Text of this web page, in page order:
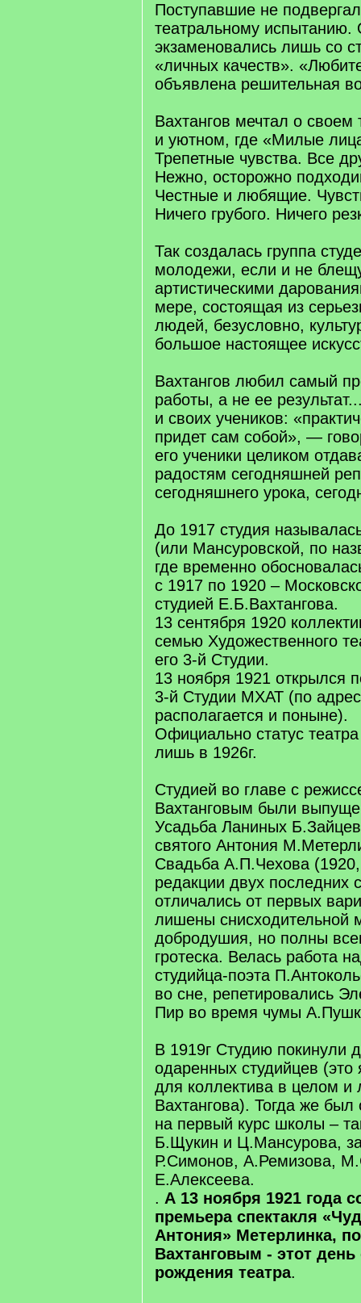
Поступавшие не
театральному испытанию.
экзаменовались лишь со
«личных качеств».
объявлена решительная
Вахтангов мечтал о своем
и уютном, где «Милые
Трепетные чувства. Все
Нежно, осторожно
Честные и любящие.
Ничего грубого. Ничего
Так создалась группа
молодежи, если и не
артистическими
мере, состоящая из
людей, безусловно,
большое настоящее
Вахтангов любил самый
работы, а не ее
и своих учеников:
придет сам собой», —
его ученики целиком
радостям сегодняшней
сегодняшнего урока,
До 1917 студия
(или Мансуровской, по
где временно
с 1917 по 1920 –
студией Е.Б.Вахтангова.
13 сентября 1920
семью Художественного
его 3-й Студии.
13 ноября 1921 открылся
3-й Студии МХАТ (по
располагается и поныне).
Официально статус
лишь в 1926г.
Студией во главе с
Вахтанговым были
Усадьба Ланиных
святого Антония
Свадьба А.П.Чехова
редакции двух последних
отличались от первых
лишены снисходительной
добродушия, но полны
гротеска. Велась работа
студийца-поэта
во сне, репетировались
Пир во время чумы
В 1919г Студию покинули
одаренных студийцев (это
для коллектива в целом и
Вахтангова). Тогда же
на первый курс школы –
Б.Щукин и Ц.Мансурова,
Р.Симонов, А.Ремизова,
Е.Алексеева.
. А 13 ноября 1921 года
премьера спектакля
Антония» Метерлинка,
Вахтанговым - этот
рождения театра.